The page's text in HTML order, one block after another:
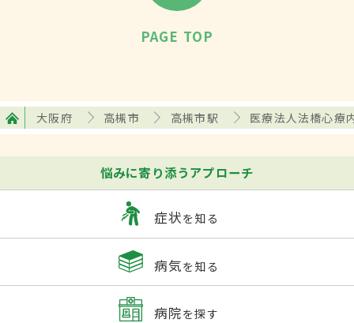
PAGE TOP
大阪府 高槻市 高槻市駅 医療法人法橋心療
悩みに寄り添うアプローチ
症状を知る
病気を知る
病院を探す